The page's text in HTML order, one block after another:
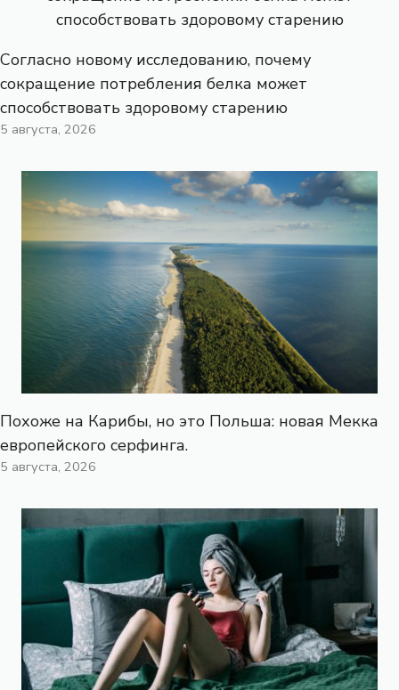
Согласно новому исследованию, почему
сокращение потребления белка может
способствовать здоровому старению
5 августа, 2026
Похоже на Карибы, но это Польша: новая Мекка
европейского серфинга.
5 августа, 2026